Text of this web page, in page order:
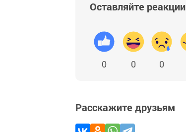
Оставляйте реакции
0 0 0
Расскажите друзьям